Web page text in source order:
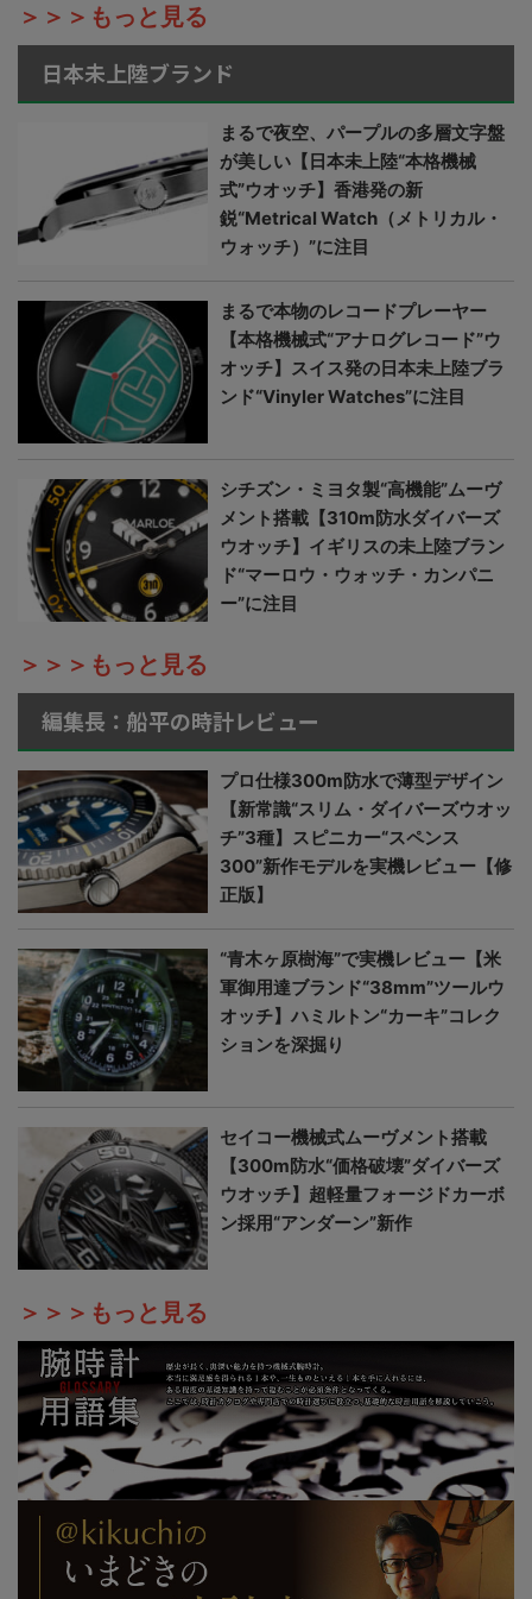
＞＞＞もっと見る
日本未上陸ブランド
まるで夜空、パープルの多層文字盤
が美しい【日本未上陸“本格機械
式”ウオッチ】香港発の新
鋭“Metrical Watch（メトリカル・
ウォッチ）”に注目
まるで本物のレコードプレーヤー
【本格機械式“アナログレコード”ウ
オッチ】スイス発の日本未上陸ブラ
ンド“Vinyler Watches”に注目
シチズン・ミヨタ製“高機能”ムーヴ
メント搭載【310m防水ダイバーズ
ウオッチ】イギリスの未上陸ブラン
ド“マーロウ・ウォッチ・カンパニ
ー”に注目
＞＞＞もっと見る
編集長：船平の時計レビュー
プロ仕様300m防水で薄型デザイン
【新常識“スリム・ダイバーズウオッ
チ”3種】スピニカー“スペンス
300”新作モデルを実機レビュー【修
正版】
“青木ヶ原樹海”で実機レビュー【米
軍御用達ブランド“38mm”ツールウ
オッチ】ハミルトン“カーキ”コレク
ションを深掘り
セイコー機械式ムーヴメント搭載
【300m防水“価格破壊”ダイバーズ
ウオッチ】超軽量フォージドカーボ
ン採用“アンダーン”新作
＞＞＞もっと見る